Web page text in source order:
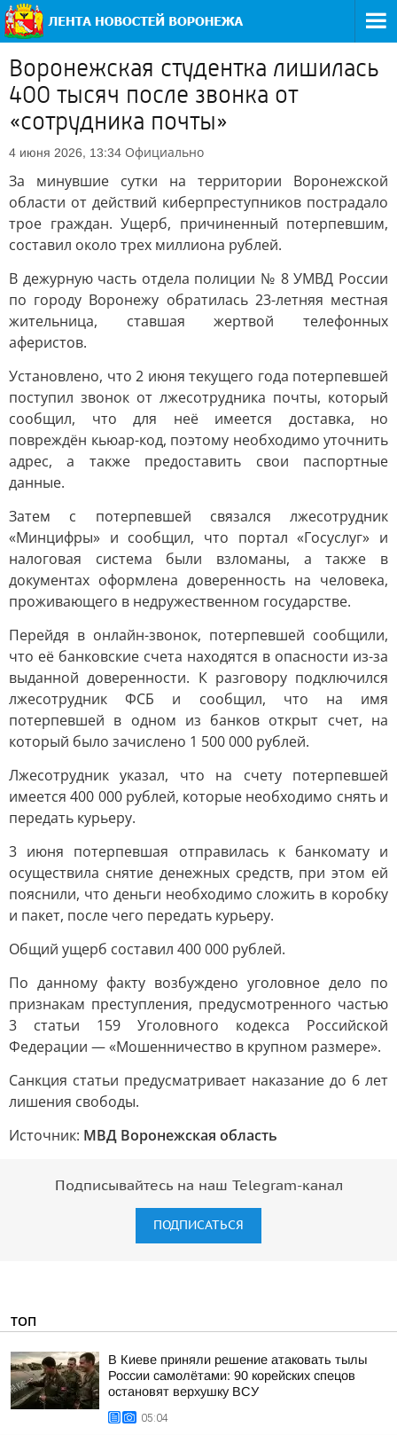
Воронежская студентка лишилась
400 тысяч после звонка от
«сотрудника почты»
4 июня 2026, 13:34 Официально
За минувшие сутки на территории Воронежской
области от действий киберпреступников пострадало
трое граждан. Ущерб, причиненный потерпевшим,
составил около трех миллиона рублей.
В дежурную часть отдела полиции № 8 УМВД России
по городу Воронежу обратилась 23-летняя местная
жительница, ставшая жертвой телефонных
аферистов.
Установлено, что 2 июня текущего года потерпевшей
поступил звонок от лжесотрудника почты, который
сообщил, что для неё имеется доставка, но
повреждён кьюар-код, поэтому необходимо уточнить
адрес, а также предоставить свои паспортные
данные.
Затем с потерпевшей связался лжесотрудник
«Минцифры» и сообщил, что портал «Госуслуг» и
налоговая система были взломаны, а также в
документах оформлена доверенность на человека,
проживающего в недружественном государстве.
Перейдя в онлайн-звонок, потерпевшей сообщили,
что её банковские счета находятся в опасности из-за
выданной доверенности. К разговору подключился
лжесотрудник ФСБ и сообщил, что на имя
потерпевшей в одном из банков открыт счет, на
который было зачислено 1 500 000 рублей.
Лжесотрудник указал, что на счету потерпевшей
имеется 400 000 рублей, которые необходимо снять и
передать курьеру.
3 июня потерпевшая отправилась к банкомату и
осуществила снятие денежных средств, при этом ей
пояснили, что деньги необходимо сложить в коробку
и пакет, после чего передать курьеру.
Общий ущерб составил 400 000 рублей.
По данному факту возбуждено уголовное дело по
признакам преступления, предусмотренного частью
3 статьи 159 Уголовного кодекса Российской
Федерации — «Мошенничество в крупном размере».
Санкция статьи предусматривает наказание до 6 лет
лишения свободы.
Источник: МВД Воронежская область
Подписывайтесь на наш Telegram-канал
ПОДПИСАТЬСЯ
ТОП
В Киеве приняли решение атаковать тылы
России самолётами: 90 корейских спецов
остановят верхушку ВСУ
05:04